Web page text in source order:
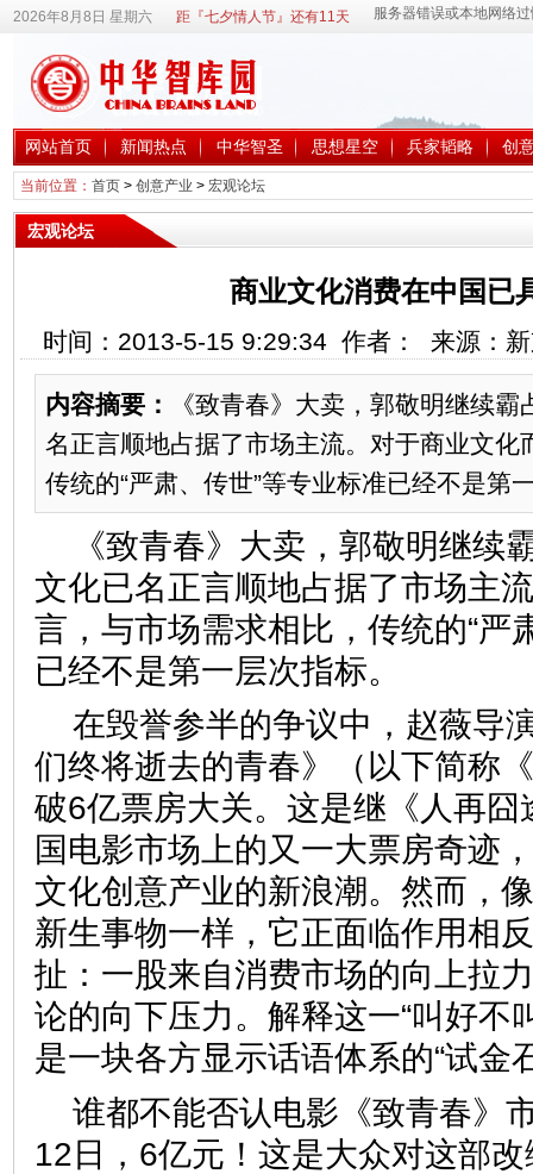
2026年8月8日 星期六 距『七夕情人节』还有11天
网站首页 新闻热点 中华智圣 思想星空 兵家韬略 创
当前位置： 首页> 创意产业 > 宏观论坛
宏观论坛
商业文化消费在中国已
时间：2013-5-15 9:29:34 作者： 来源：
内容摘要：
《致青春》大卖，郭敬明继续
名正言顺地占据了市场主流。对于商业文化
传统的“严肃、传世”等专业标准已经不是第
《致青春》大卖，郭敬明继续
文化已名正言顺地占据了市场主
言，与市场需求相比，传统的“严
已经不是第一层次指标。
在毁誉参半的争议中，赵薇导
们终将逝去的青春》（以下简称
破6亿票房大关。这是继《人再
国电影市场上的又一大票房奇迹
文化创意产业的新浪潮。然而，
新生事物一样，它正面临作用相
扯：一股来自消费市场的向上拉
论的向下压力。解释这一“叫好不
是一块各方显示话语体系的“
谁都不能否认电影《致青春》
12日，6亿元！这是大众对这部